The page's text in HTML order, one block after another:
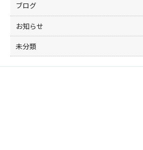
ブログ
お知らせ
未分類